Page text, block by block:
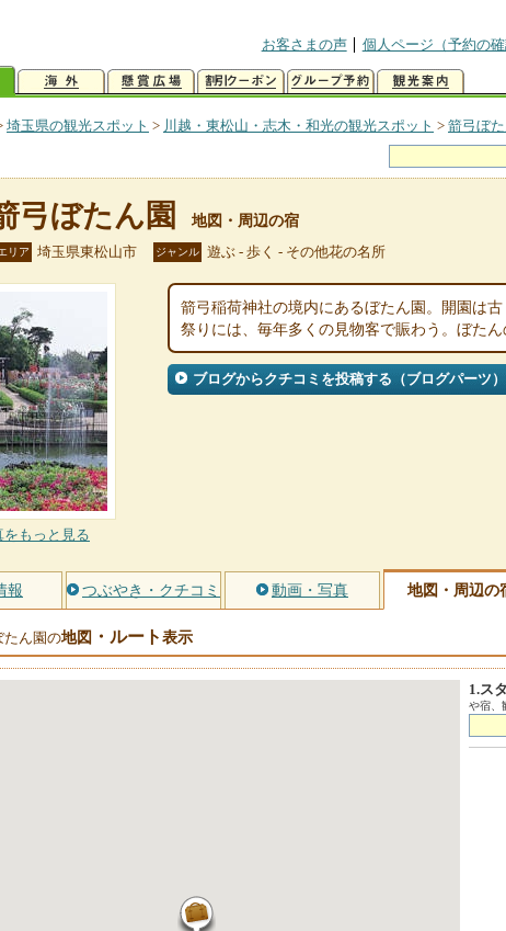
お客さまの声
個人ページ（予約の確
埼玉県の観光スポット > 川越・東松山・志木・和光の観光スポット > 箭弓ぼ
弓ぼたん園 地図・周辺の宿
リア 埼玉県東松山市 ジャンル 遊ぶ - 歩く - その他花の名所
をもっと見る
箭弓稲荷神社の境内にあるぼたん園。開園は
祭りには、毎年多くの見物客で賑わう。ぼた
ブログからクチコミを投稿する（ブログパーツ）
報 つぶやき・クチコミ 動画・写真 地図・周辺の
たん園の地図 ・ルート表示
1.ス
や宿、